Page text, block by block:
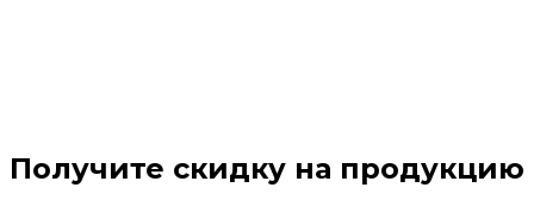
Получите скидку на продукцию